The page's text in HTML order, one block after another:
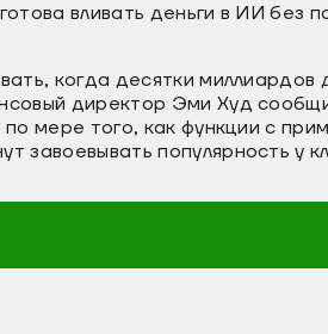
вливать деньги в ИИ без
когда десятки миллиардов
директор Эми Худ
мере того, как функции с
завоевывать популярность у